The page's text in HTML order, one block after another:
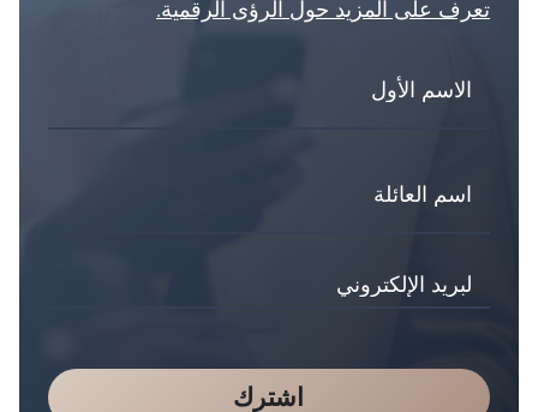
تعرف على المزيد حول الرؤى الرقمية.
اشترك